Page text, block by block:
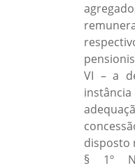
VI – a
disposto
§ 1º